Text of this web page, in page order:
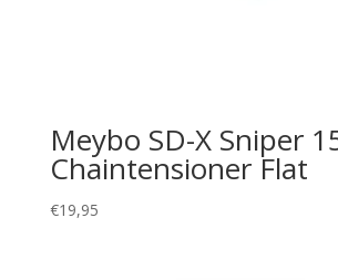
Meybo SD-X Sniper
Chaintensioner Flat
€19,95